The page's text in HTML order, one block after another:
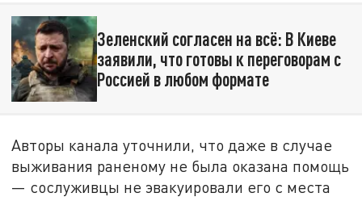
Зеленский согласен на всё: В Киеве
заявили, что готовы к переговорам с
Россией в любом формате
Авторы канала уточнили, что даже в случае
выживания раненому не была оказана помощь
— сослуживцы не эвакуировали его с места